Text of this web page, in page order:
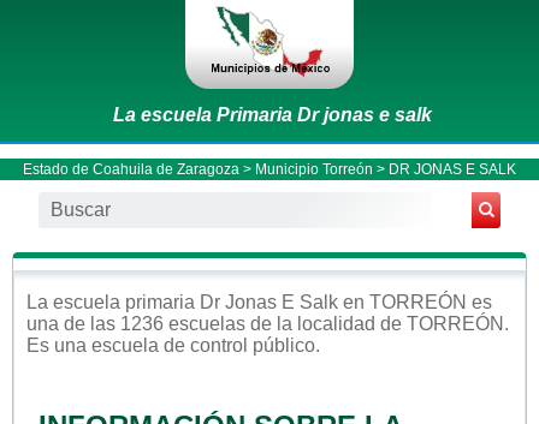
La escuela Primaria Dr jonas e salk
Estado de Coahuila de Zaragoza > Municipio Torreón > DR JONAS E SALK
La escuela primaria Dr Jonas E Salk en TORREÓN es
una de las 1236 escuelas de la localidad de TORREÓN .
Es una escuela de control público.